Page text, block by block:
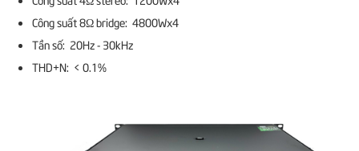
Công suất 8Ω bridge: 4800Wx4
Tần số: 20Hz - 30kHz
THD+N: < 0.1%